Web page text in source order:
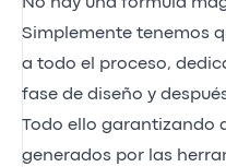
No hay una fórmula
Simplemente tenemos
a todo el proceso,
fase de diseño y
Todo ello garantizando
generados por las